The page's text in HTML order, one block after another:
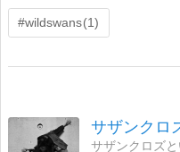
wildswans 1
サザンクロ
サザンクロズ